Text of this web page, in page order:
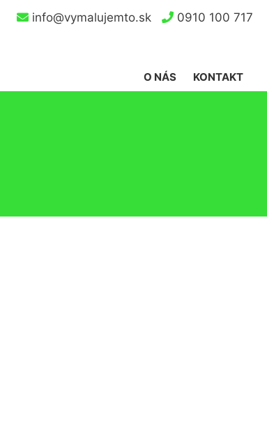
info@vymalujemto.sk 0910 100 717
KONTAKT
O NÁS